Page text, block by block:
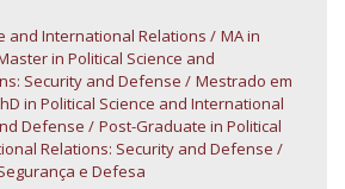
and International Relations
MA in
in Political Science and
Security and Defense
Mestrado em
in Political Science and International
Defense
Post-Graduate in Political
Relations: Security and Defense
e Defesa